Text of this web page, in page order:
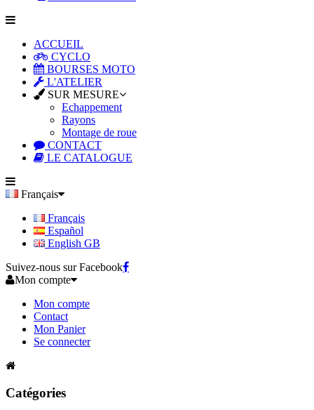
ACCUEIL
CYCLO
BOURSES MOTO
L'ATELIER
SUR MESURE
Echappement
Rayons
Montage de roue
CONTACT
LE CATALOGUE
Français
Français
Español
English GB
Suivez-nous sur Facebook
Mon compte
Mon compte
Contact
Mon Panier
Se connecter
Catégories